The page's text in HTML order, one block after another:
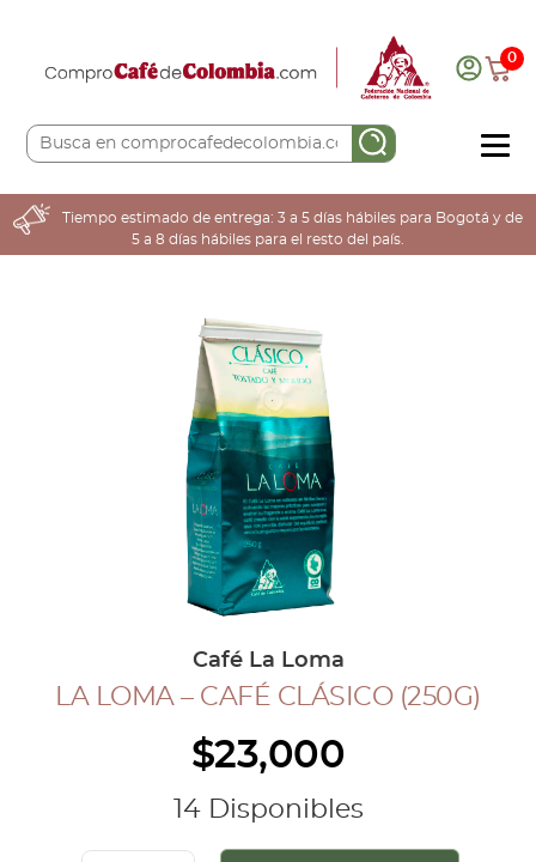
0
COMPRA AQUÍ
COLOMBIA CAFETERA
COLECCIÓN CAFETERA
INGRESAR
Cerrar Sesión
Tiempo estimado de entrega: 3 a 5 días hábiles para Bogotá y de
5 a 8 días hábiles para el resto del país.
Café La Loma
LA LOMA – CAFÉ CLÁSICO (250G)
$23,000
14 Disponibles